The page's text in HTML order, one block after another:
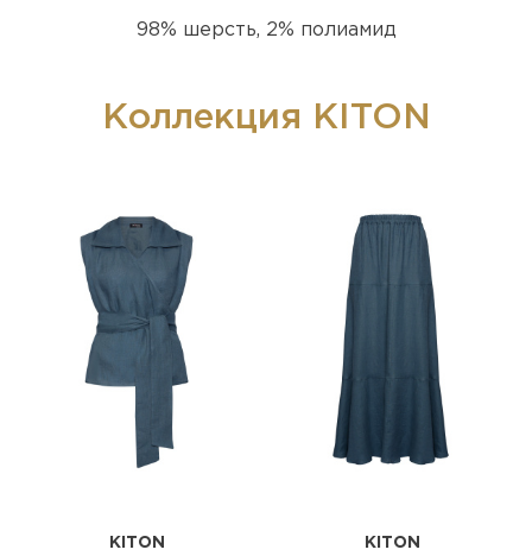
98% шерсть, 2% полиамид
Коллекция KITON
KITON KITON